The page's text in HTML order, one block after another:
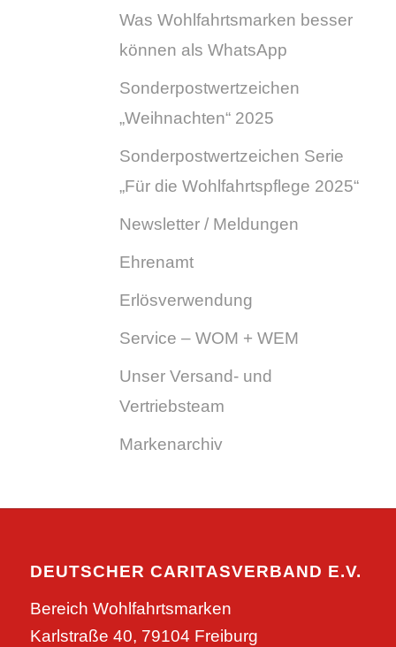
Was Wohlfahrtsmarken besser
können als WhatsApp
Sonderpostwertzeichen
„Weihnachten“ 2025
Sonderpostwertzeichen Serie
„Für die Wohlfahrtspflege 2025“
Newsletter / Meldungen
Ehrenamt
Erlösverwendung
Service – WOM + WEM
Unser Versand- und
Vertriebsteam
Markenarchiv
DEUTSCHER CARITASVERBAND E.V.
Bereich Wohlfahrtsmarken
Karlstraße 40, 79104 Freiburg